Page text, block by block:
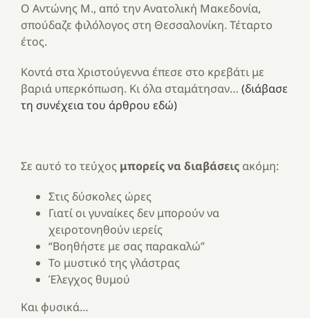
Ο Αντώνης Μ., από την Ανατολική Μακεδονία,
σπούδαζε φιλόλογος στη Θεσσαλονίκη. Τέταρτο
έτος.
Κοντά στα Χριστούγεννα έπεσε στο κρεβάτι με
βαριά υπερκόπωση. Κι όλα σταμάτησαν… (διάβασε
τη συνέχεια του άρθρου εδώ)
Σε αυτό το τεύχος μπορείς να διαβάσεις ακόμη:
Στις δύσκολες ώρες
Γιατί οι γυναίκες δεν μπορούν να
χειροτονηθούν ιερείς
“Βοηθήστε με σας παρακαλώ”
Το μυστικό της γλάστρας
Έλεγχος θυμού
Και φυσικά…